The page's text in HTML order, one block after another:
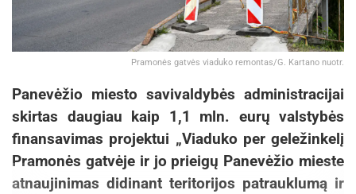
Pramonės gatvės viaduko remontas/G. Kartano nuotr.
Panevėžio miesto savivaldybės administracijai
skirtas daugiau kaip 1,1 mln. eurų valstybės
finansavimas projektui „Viaduko per geležinkelį
Pramonės gatvėje ir jo prieigų Panevėžio mieste
atnaujinimas didinant teritorijos patrauklumą ir